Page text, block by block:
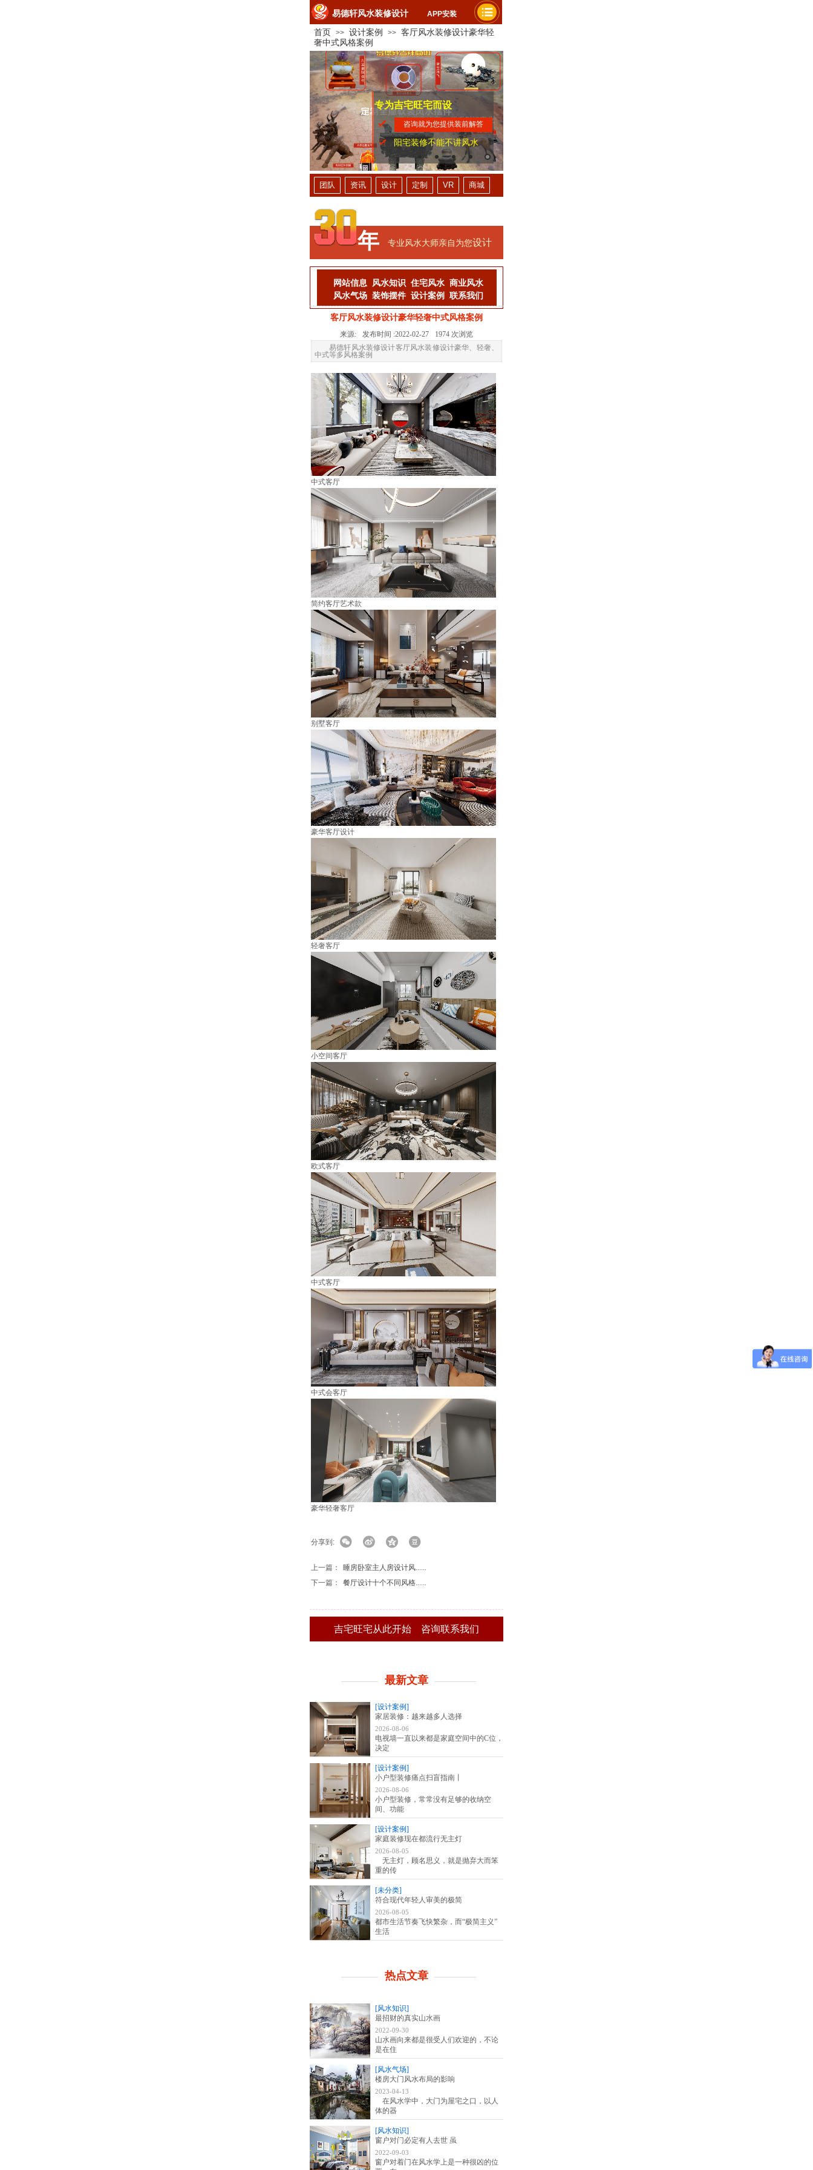
易德轩风水装修设计 APP安装
首页 >> 设计案例 >> 客厅风水装修设计豪华轻
奢中式风格案例
专为吉宅旺宅而设
提升财运事业
家人平安健康
咨询就为您提供装前解答
阳宅装修不能不讲风水
团队 资讯 设计 定制 VR 商城
年 专业风水大师亲自为您设计
网站信息 风水知识 住宅风水 商业风水
风水气场 装饰摆件 设计案例 联系我们
客厅风水装修设计豪华轻奢中式风格案例
来源: 发布时间 :2022-02-27 1974 次浏览
易德轩风水装修设计客厅风水装修设计豪华、轻奢、
中式等多风格案例
中式客厅
简约客厅艺术款
别墅客厅
豪华客厅设计
轻奢客厅
小空间客厅
欧式客厅
中式客厅
中式会客厅
豪华轻奢客厅
分享到:
上一篇：
睡房卧室主人房设计风......
下一篇：
餐厅设计十个不同风格......
吉宅旺宅从此开始 咨询联系我们
最新文章
[设计案例]
家居装修：越来越多人选择
2026-08-06
电视墙一直以来都是家庭空间中的C位，
决定
[设计案例]
小户型装修痛点扫盲指南丨
2026-08-06
小户型装修，常常没有足够的收纳空
间、功能
[设计案例]
家庭装修现在都流行无主灯
2026-08-05
无主灯，顾名思义，就是抛弃大而笨
重的传
[未分类]
符合现代年轻人审美的极简
2026-08-05
都市生活节奏飞快繁杂，而“极简主义”
生活
热点文章
[风水知识]
最招财的真实山水画
2022-09-30
山水画向来都是很受人们欢迎的，不论
是在住
[风水气场]
楼房大门风水布局的影响
2023-04-13
在风水学中，大门为屋宅之口，以人
体的器
[风水知识]
窗户对门必定有人去世 虽
2022-09-03
窗户对着门在风水学上是一种很凶的位